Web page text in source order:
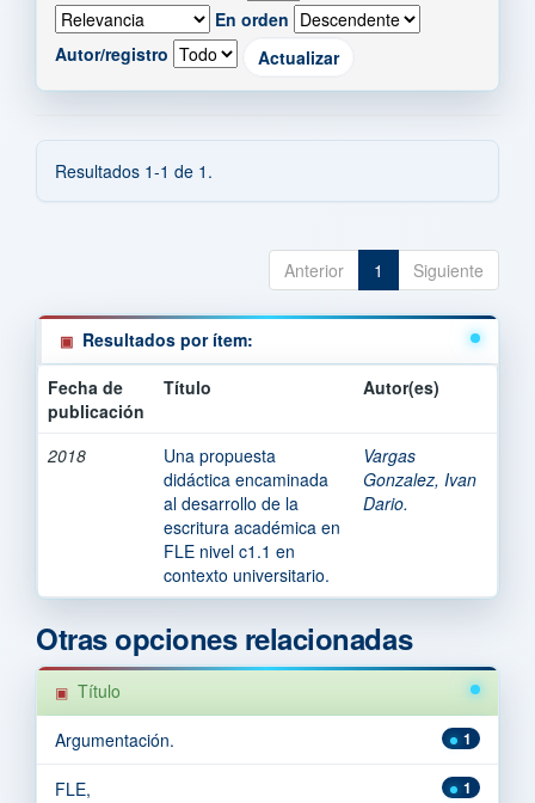
En orden
Autor/registro
Resultados 1-1 de 1.
Anterior 1 Siguiente
Resultados por ítem:
Fecha de
publicación
Título Autor(es)
2018
Una propuesta
didáctica encaminada
al desarrollo de la
escritura académica en
FLE nivel c1.1 en
contexto universitario.
Vargas
Gonzalez, Ivan
Dario.
Otras opciones relacionadas
Título
1
Argumentación.
1
FLE,